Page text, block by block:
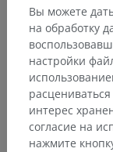
Основные
относящихся к
Вы можете
на обработку
настройки
интерес
согласие на
нажмите